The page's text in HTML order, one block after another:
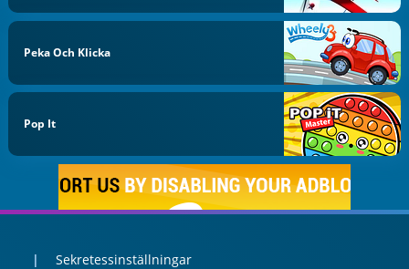
Peka Och Klicka
Pop It
Sekretessinställningar